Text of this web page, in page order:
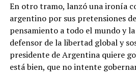
En otro tramo, lanzó una ironía
argentino por sus pretensiones
pensamiento a todo el mundo y la
defensor de la libertad global y
presidente de Argentina quiere
está bien, que no intente